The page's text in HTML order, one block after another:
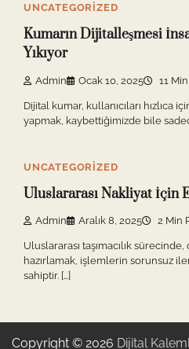
UNCATEGORIZED
Kumarın Dijitalleşmesi
Yıkıyor
Admin Ocak 10, 2025 11
Dijital kumar, kullanıcıları hızlıca
yapmak, kaybettiğimizde bile
UNCATEGORIZED
Uluslararası Nakliyat İçin
Admin Aralık 8, 2025 2 Min
Uluslararası taşımacılık
hazırlamak, işlemlerin sorunsuz
sahiptir. […]
Copyright © 2026 Dijital